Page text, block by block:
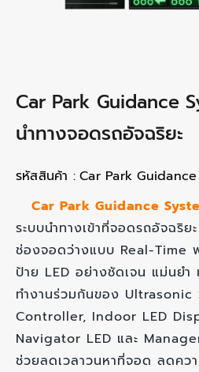
Car Park Guidance
นำทางจอดรถอัจฉริยะ
รหัสสินค้า : Car Park
Car Park Guidance
ระบบนำทางเข้าที่จอดรถอัจฉริย
ช่องจอดว่างแบบ Real-Time
ป้าย LED อย่างชัดเจน แม่นยำ
ทำงานร่วมกันของ Ultrasonic
Controller, Indoor LED
Navigator LED และ
ช่วยลดเวลาวนหาที่จอด ลดคว